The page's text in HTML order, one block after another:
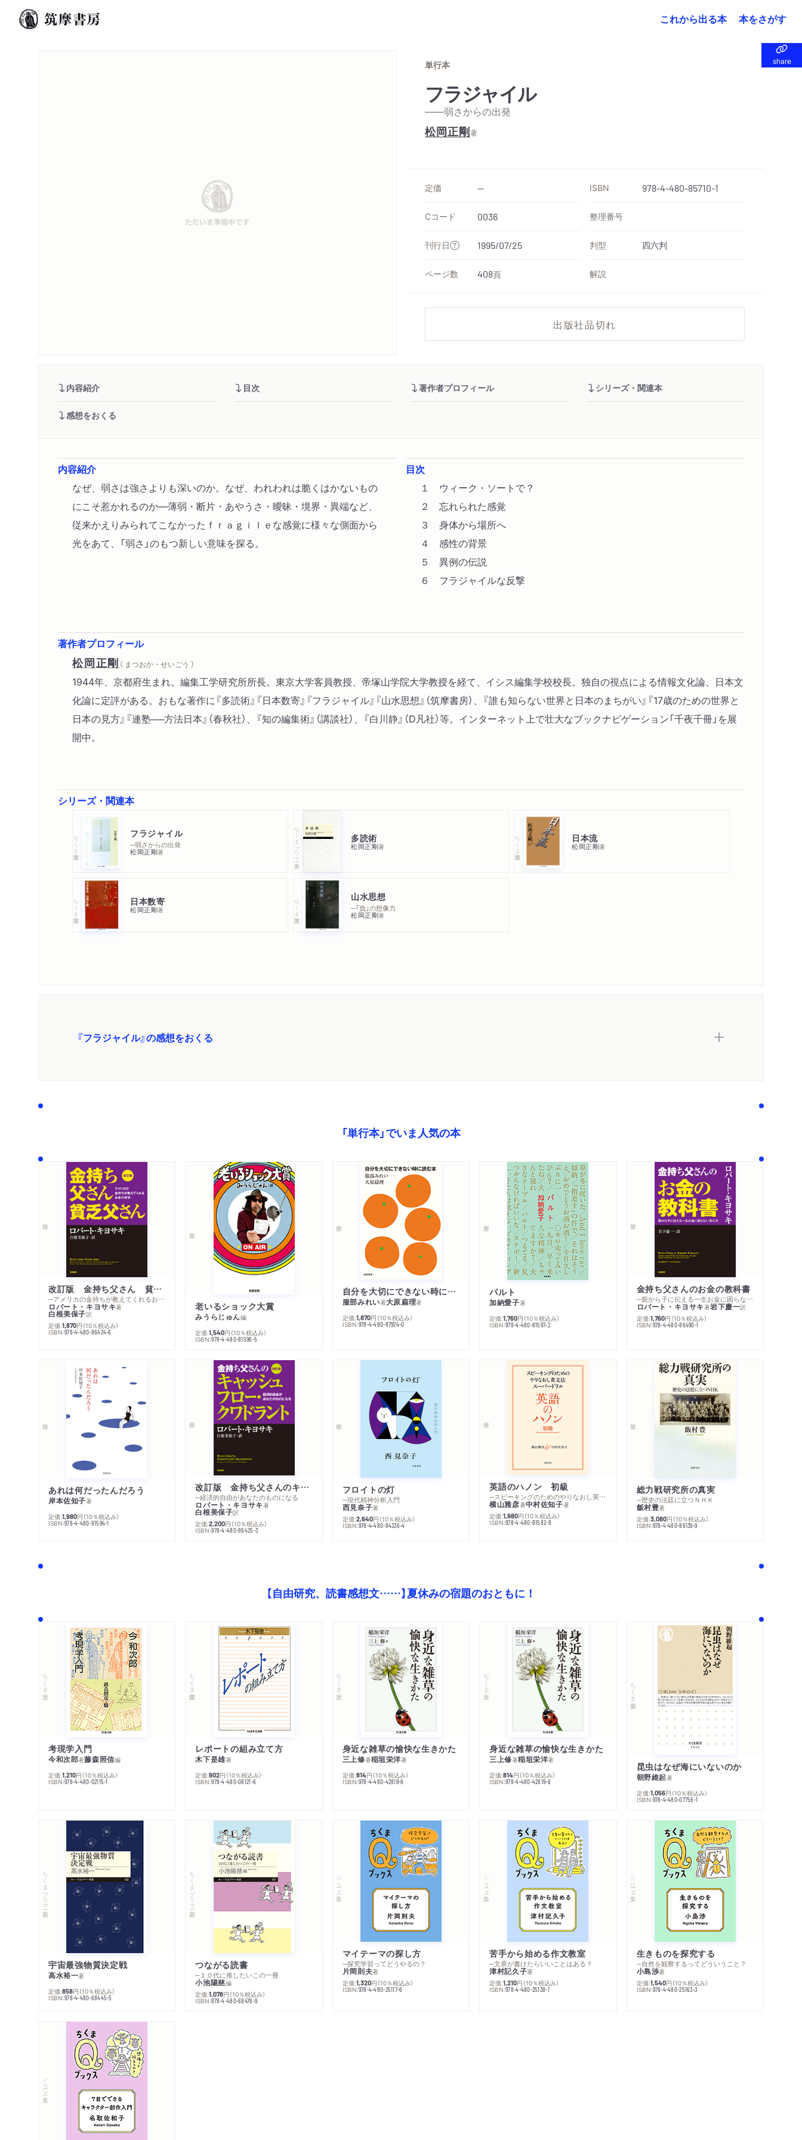
これから出る本 本をさがす
share
share
単行本
フラジャイル
——弱さからの出発
松岡正剛著
定価 -- ISBN 978-4-480-85710-1
Cコード 0036 整理番号
刊行日 1995/07/25 判型 四六判
ページ数 408頁 解説
出版社品切れ
内容紹介 目次 著作者プロフィール シリーズ・関連本
感想をおくる
内容紹介
なぜ、弱さは強さよりも深いのか。なぜ、われわれは脆くはかないもの
にこそ惹かれるのか―薄弱・断片・あやうさ・曖昧・境界・異端など、
従来かえりみられてこなかったｆｒａｇｉｌｅな感覚に様々な側面から
光をあて、「弱さ」のもつ新しい意味を探る。
目次
１ ウィーク・ソートで？
２ 忘れられた感覚
３ 身体から場所へ
４ 感性の背景
５ 異例の伝説
６ フラジャイルな反撃
著作者プロフィール
松岡正剛 （ まつおか・せいごう ）
1944年、京都府生まれ。編集工学研究所所長。東京大学客員教授、帝塚山学院大学教授を経て、イシス編集学校校長。独自の視点による情報文化論、日本文
化論に定評がある。おもな著作に『多読術』『日本数寄』『フラジャイル』『山水思想』（筑摩書房）、『誰も知らない世界と日本のまちがい』『17歳のための世界と
日本の見方』『連塾──方法日本』（春秋社）、『知の編集術』（講談社）、『白川静』（D凡社）等。インターネット上で壮大なブックナビゲーション「千夜千冊」を展
開中。
シリーズ・関連本
ちくま学芸文庫 フラジャイル
─弱さからの出発
松岡正剛著 ちくまプリマー新書 多読術
松岡正剛著 ちくま学芸文庫 日本流
松岡正剛著
ちくま学芸文庫 日本数寄
松岡正剛著 ちくま学芸文庫 山水思想
─「負」の想像力
松岡正剛著
『フラジャイル』の感想をおくる
「単行本」でいま人気の本
改訂版 金持ち父さん 貧乏父さん
─アメリカの金持ちが教えてくれるお金の哲学
ロバート・キヨサキ著
白根美保子訳
定価:1,870円 （10％税込み）
ISBN:978-4-480-86424-6
老いるショック大賞
みうらじゅん編
定価:1,540円 （10％税込み）
ISBN:978-4-480-81596-5
自分を大切にできない時に読む本
服部みれい著大原扁理著
定価:1,870円 （10％税込み）
ISBN:978-4-480-87924-0
パルト
加納愛子著
定価:1,760円 （10％税込み）
ISBN:978-4-480-81597-2
金持ち父さんのお金の教科書
─親から子に伝える一生お金に困らない考え方
ロバート・キヨサキ著岩下慶一訳
定価:1,760円 （10％税込み）
ISBN:978-4-480-86490-1
あれは何だったんだろう
岸本佐知子著
定価:1,980円 （10％税込み）
ISBN:978-4-480-81594-1
改訂版 金持ち父さんのキャッシュフロー・クワドラント
─経済的自由があなたのものになる
ロバート・キヨサキ著
白根美保子訳
定価:2,200円 （10％税込み）
ISBN:978-4-480-86425-3
フロイトの灯
─現代精神分析入門
西見奈子著
定価:2,640円 （10％税込み）
ISBN:978-4-480-84336-4
英語のハノン 初級
─スピーキングのためのやりなおし英文法スーパードリル
横山雅彦著中村佐知子著
定価:1,980円 （10％税込み）
ISBN:978-4-480-81582-8
総力戦研究所の真実
─歴史の法廷に立つＮＨＫ
飯村豊著
定価:3,080円 （10％税込み）
ISBN:978-4-480-86139-9
【自由研究、読書感想文……】夏休みの宿題のおともに！
ちくま文庫
考現学入門
今和次郎著藤森照信編
定価:1,210円 （10％税込み）
ISBN:978-4-480-02115-1
ちくま学芸文庫
レポートの組み立て方
木下是雄著
定価:902円 （10％税込み）
ISBN:978-4-480-08121-6
ちくま文庫
身近な雑草の愉快な生きかた
三上修著稲垣栄洋著
定価:814円 （10％税込み）
ISBN:978-4-480-42819-6
ちくま文庫
身近な雑草の愉快な生きかた
三上修著稲垣栄洋著
定価:814円 （10％税込み）
ISBN:978-4-480-42819-6
ちくま新書
昆虫はなぜ海にいないのか
朝野維起著
定価:1,056円 （10％税込み）
ISBN:978-4-480-07756-1
ちくまプリマー新書
宇宙最強物質決定戦
高水裕一著
定価:858円 （10％税込み）
ISBN:978-4-480-68445-5
ちくまプリマー新書
つながる読書
─１０代に推したいこの一冊
小池陽慈編
定価:1,078円 （10％税込み）
ISBN:978-4-480-68476-9
シリーズ・全集
マイテーマの探し方
─探究学習ってどうやるの？
片岡則夫著
定価:1,320円 （10％税込み）
ISBN:978-4-480-25117-6
シリーズ・全集
苦手から始める作文教室
─文章が書けたらいいことはある？
津村記久子著
定価:1,210円 （10％税込み）
ISBN:978-4-480-25138-1
シリーズ・全集
生きものを探究する
─自然を観察するってどういうこと？
小島渉著
定価:1,540円 （10％税込み）
ISBN:978-4-480-25163-3
シリーズ・全集